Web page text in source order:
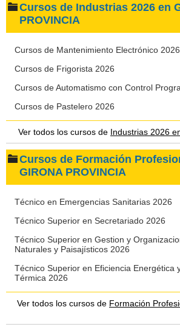
Cursos de Industrias 2026 en
PROVINCIA
Cursos de Mantenimiento Electrónico 2026
Cursos de Frigorista 2026
Cursos de Automatismo con Control
Cursos de Pastelero 2026
Ver todos los cursos de Industrias 2026
Cursos de Formación
GIRONA PROVINCIA
Técnico en Emergencias Sanitarias 2026
Técnico Superior en Secretariado 2026
Técnico Superior en Gestion y
Naturales y Paisajísticos 2026
Técnico Superior en Eficiencia Energética
Térmica 2026
Ver todos los cursos de Formación